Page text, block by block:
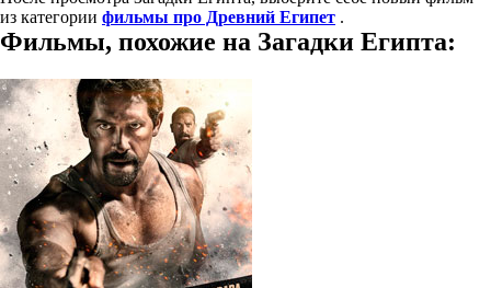
из категории фильмы про Древний Египет .
Фильмы, похожие на Загадки Египта: